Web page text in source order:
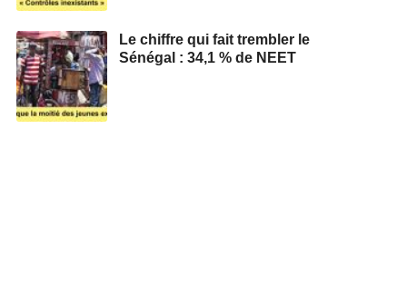
Le chiffre qui fait trembler le
Sénégal : 34,1 % de NEET